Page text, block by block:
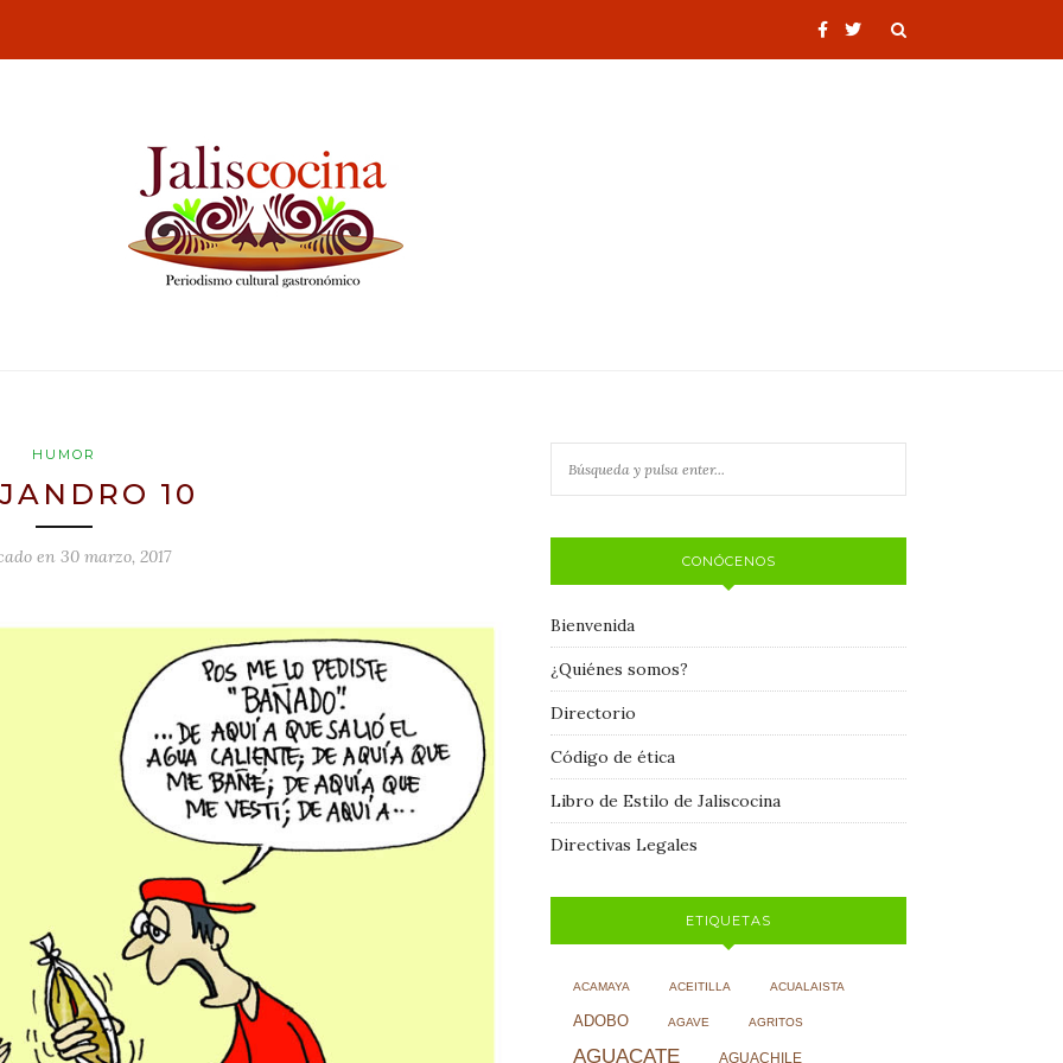
HUMOR
10
en 30 marzo, 2017 CONÓCENOS
Bienvenida
¿Quiénes somos?
Directorio
Código de ética
Libro de Estilo de Jaliscocina
Directivas Legales
ETIQUETAS
ACAMAYA ACEITILLA ACUALAISTA
ADOBO AGAVE AGRITOS
AGUACATE AGUACHILE